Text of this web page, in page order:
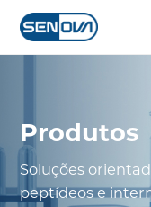
Produtos
Soluções
peptídeos e